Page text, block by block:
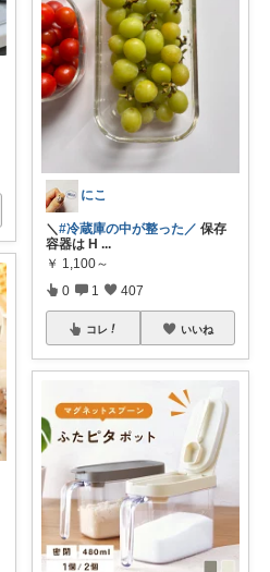
にこ
＼#冷蔵庫の中が整った／ 保存
容器は H ...
￥ 1,100～
0 1 407
コレ いいね